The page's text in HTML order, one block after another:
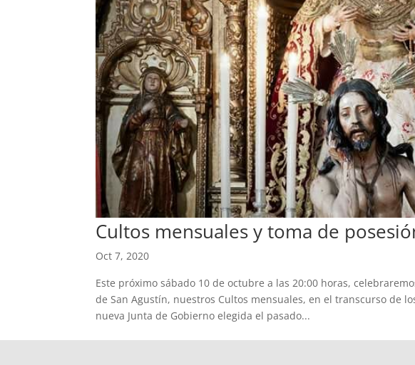
Cultos mensuales y toma de
Oct 7, 2020
Este próximo sábado 10 de octubre a las 20:00 horas,
de San Agustín, nuestros Cultos mensuales, en el transcurso de
nueva Junta de Gobierno elegida el pasado...